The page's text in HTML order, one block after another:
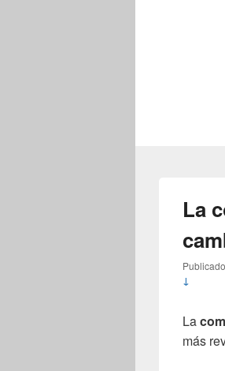
La
↓
La
más